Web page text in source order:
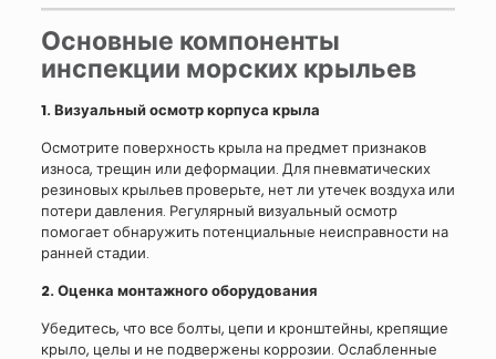
Основные компоненты
инспекции морских крыльев
1. Визуальный осмотр корпуса крыла
Осмотрите поверхность крыла на предмет признаков
износа, трещин или деформации. Для пневматических
резиновых крыльев проверьте, нет ли утечек воздуха или
потери давления. Регулярный визуальный осмотр
помогает обнаружить потенциальные неисправности на
ранней стадии.
2. Оценка монтажного оборудования
Убедитесь, что все болты, цепи и кронштейны, крепящие
крыло, целы и не подвержены коррозии. Ослабленные